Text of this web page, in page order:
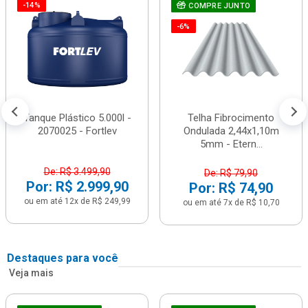
-14%
Tanque Plástico 5.000l -
2070025 - Fortlev
De: R$ 3.499,90
Por: R$ 2.999,90
ou em até 12x de R$ 249,99
COMPRE JUNTO
-6%
Telha Fibrocimento
Ondulada 2,44x1,10m
5mm - Etern...
De: R$ 79,90
Por: R$ 74,90
ou em até 7x de R$ 10,70
Destaques para você
Veja mais